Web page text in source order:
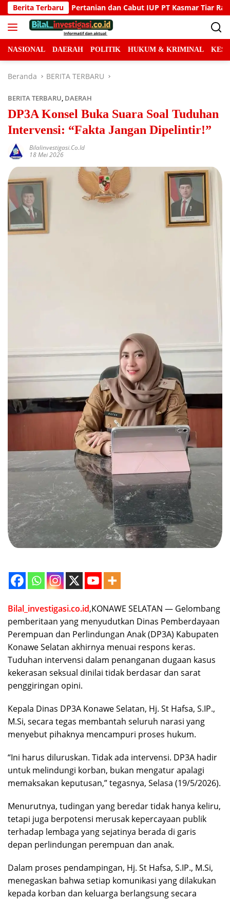
Langsung
ke
konten
Berita Terbaru
IUP PT Kasmar Tiar Raya Permintaan Maaf Team
NASIONAL DAERAH POLITIK HUKUM & KRIMINAL
Beranda BERITA TERBARU
BERITA TERBARU, DAERAH
DP3A Konsel Buka Suara Soal Tuduhan
Intervensi: “Fakta Jangan Dipelintir!”
Bilalinvestigasi.co.id
18 Mei 2026
Bilal_investigasi.co.id,KONAWE SELATAN — Gelombang
pemberitaan yang menyudutkan Dinas Pemberdayaan
Perempuan dan Perlindungan Anak (DP3A) Kabupaten
Konawe Selatan akhirnya menuai respons keras.
Tuduhan intervensi dalam penanganan dugaan kasus
kekerasan seksual dinilai tidak berdasar dan sarat
penggiringan opini.
Kepala Dinas DP3A Konawe Selatan, Hj. St Hafsa, S.IP.,
M.Si, secara tegas membantah seluruh narasi yang
menyebut pihaknya mencampuri proses hukum.
“Ini harus diluruskan. Tidak ada intervensi. DP3A hadir
untuk melindungi korban, bukan mengatur apalagi
memaksakan keputusan,” tegasnya, Selasa (19/5/2026).
Menurutnya, tudingan yang beredar tidak hanya keliru,
tetapi juga berpotensi merusak kepercayaan publik
terhadap lembaga yang sejatinya berada di garis
depan perlindungan perempuan dan anak.
Dalam proses pendampingan, Hj. St Hafsa, S.IP., M.Si,
menegaskan bahwa setiap komunikasi yang dilakukan
kepada korban dan keluarga berlangsung secara